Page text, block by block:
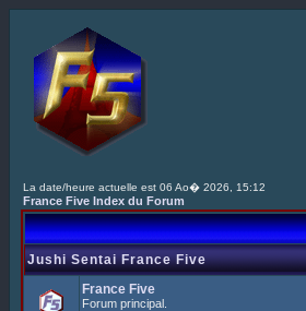
La date/heure actuelle est 06 Ao� 2026, 15:12
France Five Index du Forum
Jushi Sentai France Five
France Five
Forum principal.